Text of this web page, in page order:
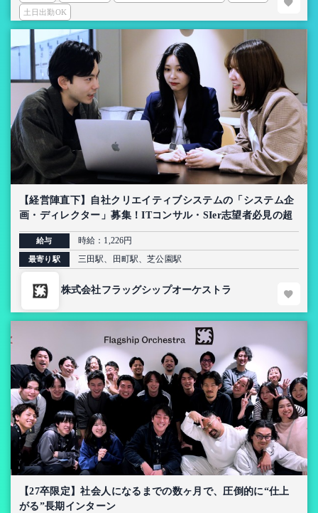
土日出勤OK
【経営陣直下】自社クリエイティブシステムの「システム企
画・ディレクター」募集！ITコンサル・SIer志望者必見の超
上流インターン【AI導入プロジェクト】
給与 時給：1,226円
最寄り駅 三田駅、田町駅、芝公園駅
株式会社フラッグシップオーケストラ
【27卒限定】社会人になるまでの数ヶ月で、圧倒的に“仕上
がる”長期インターン